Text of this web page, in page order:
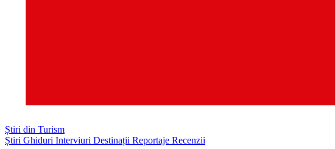
Știri din Turism
Știri Ghiduri Interviuri Destinații Reportaje Recenzii